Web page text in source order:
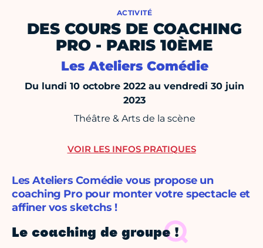
ACTIVITÉ
DES COURS DE COACHING
PRO - PARIS 10ÈME
Les Ateliers Comédie
Du lundi 10 octobre 2022 au vendredi 30 juin
2023
Théâtre & Arts de la scène
Les Ateliers Comédie vous propose un
coaching Pro pour monter votre spectacle et
affiner vos sketchs !
Le coaching de groupe !
VOIR LES INFOS PRATIQUES